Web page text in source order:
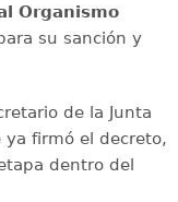
Organismo
su sanción y
de la Junta
firmó el decreto,
dentro del